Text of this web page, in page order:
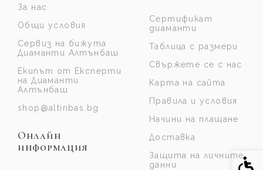
За нас
Общи условия
Сервиз на бижута
Диаманти Алтънбаш
Екипът от Експерти
на Диаманти
Алтънбаш
shop@altinbas.bg
Онлайн
информация
Сертификат
диаманти
Таблица с размери
Свържете се с нас
Карта на сайта
Правила и условия
Начини на плащане
Доставка
Защита на личните
данни